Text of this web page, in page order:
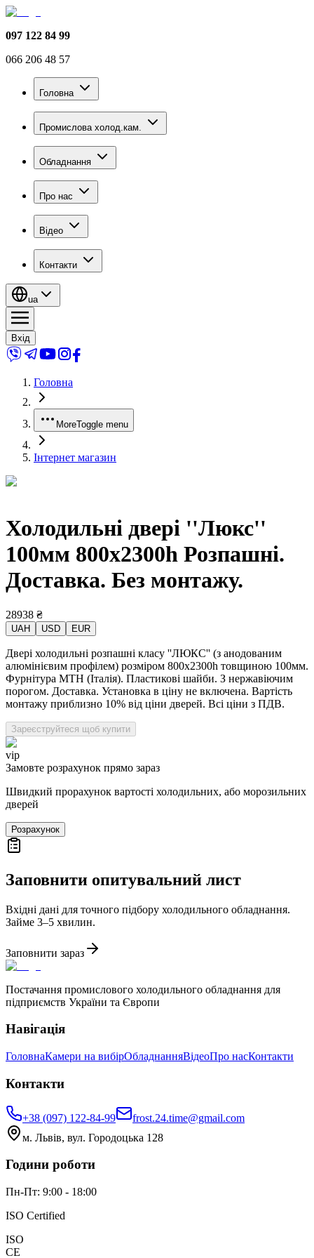
097 122 84 99
066 206 48 57
Головна
Промислова холод.кам.
Обладнання
Про нас
Відео
Контакти
ua
Вхід
Головна
MoreToggle menu
Інтернет магазин
Холодильні двері ''Люкс''
100мм 800x2300h Розпашні.
Доставка. Без монтажу.
28938 ₴
UAH USD EUR
Двері холодильні розпашні класу ''ЛЮКС'' (з анодованим
алюмінієвим профілем) розміром 800х2300h товщиною 100мм.
Фурнітура MTH (Італія). Пластикові шайби. З нержавіючим
порогом. Доставка. Установка в ціну не включена. Вартість
монтажу приблизно 10% від ціни дверей. Всі ціни з ПДВ.
Зареєструйтеся щоб купити
vip
Замовте розрахунок прямо зараз
Швидкий прорахунок вартості холодильних, або морозильних
дверей
Розрахунок
Заповнити опитувальний лист
Вхідні дані для точного підбору холодильного обладнання.
Займе 3–5 хвилин.
Заповнити зараз
Постачання промислового холодильного обладнання для
підприємств України та Європи
Навігація
ГоловнаКамери на вибірОбладнанняВідеоПро насКонтакти
Контакти
+38 (097) 122-84-99
frost.24.time@gmail.com
м. Львів, вул. Городоцька 128
Години роботи
Пн-Пт: 9:00 - 18:00
ISO Certified
ISO
CE